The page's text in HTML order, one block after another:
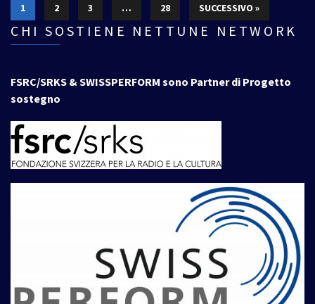
1
2 3 … 28 SUCCESSIVO »
CHI SOSTIENE NETTUNE NETWORK
FSRC/SRKS & SWISSPERFORM sono Partner di Progetto
sostegno